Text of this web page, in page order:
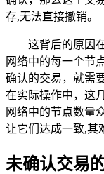
存,无法直接撤销。
这背后的原因
网络中的每一个节
确认的交易，就需
在实际操作中，这
网络中的节点数量
让它们达成一致,其
未确认交易